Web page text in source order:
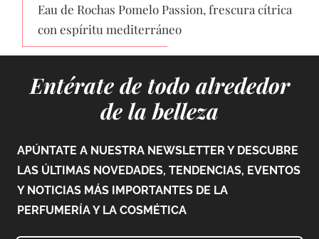
Eau de Rochas Pomelo Passion, frescura cítrica
con espíritu mediterráneo
Entérate de todo alrededor
de la belleza
APÚNTATE A NUESTRA NEWSLETTER Y DESCUBRE
LAS ÚLTIMAS NOVEDADES, TENDENCIAS, EVENTOS
Y NOTICIAS MÁS IMPORTANTES DE LA
PERFUMERÍA Y LA COSMÉTICA